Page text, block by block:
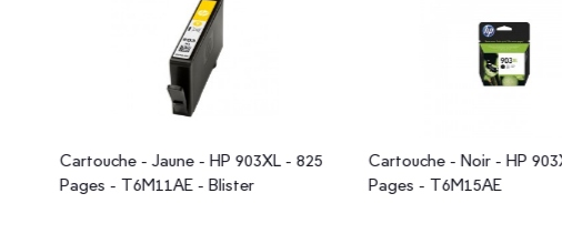
Cartouche - Jaune - HP 903XL - 825
Pages - T6M11AE - Blister
Cartouche - Noir - HP 903XL
Pages - T6M15AE